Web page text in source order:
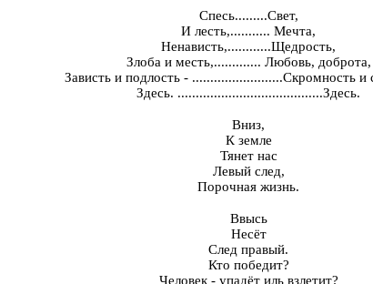
Спесь.........Свет,
И лесть,........... Мечта,
Ненависть,............Щедрость,
Злоба и месть,............. Любовь, доброта,
Зависть и подлость - .........................Скромность и
Здесь. ........................................Здесь.
Вниз,
К земле
Тянет нас
Левый след,
Порочная жизнь.
Ввысь
Несёт
След правый.
Кто победит?
Человек - упадёт иль взлетит?